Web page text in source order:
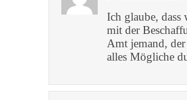
Ich glaube,
mit der
Amt jemand,
alles Mögliche